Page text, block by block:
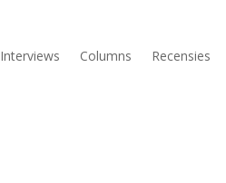
Interviews Columns Recensies